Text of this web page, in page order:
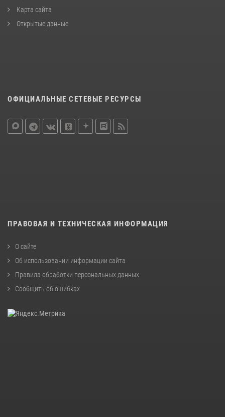
Карта сайта
Открытые данные
ОФИЦИАЛЬНЫЕ СЕТЕВЫЕ РЕСУРСЫ
ПРАВОВАЯ И ТЕХНИЧЕСКАЯ ИНФОРМАЦИЯ
О сайте
Об использовании информации сайта
Правила обработки персональных данных
Сообщить об ошибках